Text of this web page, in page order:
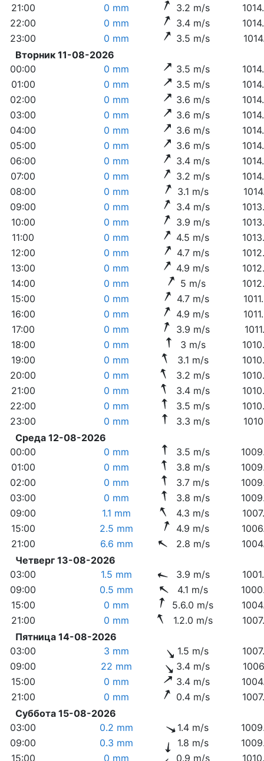
21:00
0 mm 3.2 m/s
22:00
0 mm 3.4 m/s
23:00
0 mm 3.5 m/s
Вторник 11-08-2026
00:00
0 mm 3.5 m/s
01:00
0 mm 3.5 m/s
02:00
0 mm 3.6 m/s
03:00
0 mm 3.6 m/s
04:00
0 mm 3.6 m/s
05:00
0 mm 3.6 m/s
06:00
0 mm 3.4 m/s
07:00
0 mm 3.2 m/s
08:00
0 mm 3.1 m/s
09:00
0 mm 3.4 m/s
10:00
0 mm 3.9 m/s
11:00
0 mm 4.5 m/s
12:00
0 mm 4.7 m/s
13:00
0 mm 4.9 m/s
14:00
0 mm 5 m/s
15:00
0 mm 4.7 m/s
16:00
0 mm 4.9 m/s
17:00
0 mm 3.9 m/s
18:00
0 mm 3 m/s
19:00
0 mm 3.1 m/s
20:00
0 mm 3.2 m/s
21:00
0 mm 3.4 m/s
22:00
0 mm 3.5 m/s
23:00
0 mm 3.3 m/s
Среда 12-08-2026
00:00
0 mm 3.5 m/s
01:00
0 mm 3.8 m/s
02:00
0 mm 3.7 m/s
03:00
0 mm 3.8 m/s
09:00
1.1 mm 4.3 m/s
15:00
2.5 mm 4.9 m/s
21:00
6.6 mm 2.8 m/s
Четверг 13-08-2026
03:00
1.5 mm 3.9 m/s
09:00
0.5 mm 4.1 m/s
15:00
0 mm 5.6.0 m/s
21:00
0 mm 1.2.0 m/s
Пятница 14-08-2026
03:00
3 mm 1.5 m/s
09:00
22 mm 3.4 m/s
15:00
0 mm 3.4 m/s
21:00
0 mm 0.4 m/s
Суббота 15-08-2026
03:00
0.2 mm 1.4 m/s
09:00
0.3 mm 1.8 m/s
15:00
0 mm 0.9 m/s